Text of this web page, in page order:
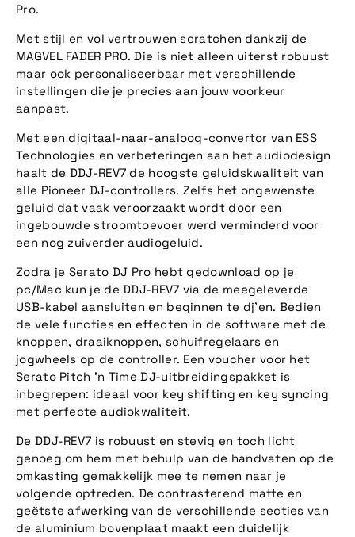
Pro.
Met stijl en vol vertrouwen scratchen dankzij de
MAGVEL FADER PRO. Die is niet alleen uiterst robuust
maar ook personaliseerbaar met verschillende
instellingen die je precies aan jouw voorkeur
aanpast.
Met een digitaal-naar-analoog-convertor van ESS
Technologies en verbeteringen aan het audiodesign
haalt de DDJ-REV7 de hoogste geluidskwaliteit van
alle Pioneer DJ-controllers. Zelfs het ongewenste
geluid dat vaak veroorzaakt wordt door een
ingebouwde stroomtoevoer werd verminderd voor
een nog zuiverder audiogeluid.
Zodra je Serato DJ Pro hebt gedownload op je
pc/Mac kun je de DDJ-REV7 via de meegeleverde
USB-kabel aansluiten en beginnen te dj'en. Bedien
de vele functies en effecten in de software met de
knoppen, draaiknoppen, schuifregelaars en
jogwheels op de controller. Een voucher voor het
Serato Pitch 'n Time DJ-uitbreidingspakket is
inbegrepen: ideaal voor key shifting en key syncing
met perfecte audiokwaliteit.
De DDJ-REV7 is robuust en stevig en toch licht
genoeg om hem met behulp van de handvaten op de
omkasting gemakkelijk mee te nemen naar je
volgende optreden. De contrasterend matte en
geëtste afwerking van de verschillende secties van
de aluminium bovenplaat maakt een duidelijk